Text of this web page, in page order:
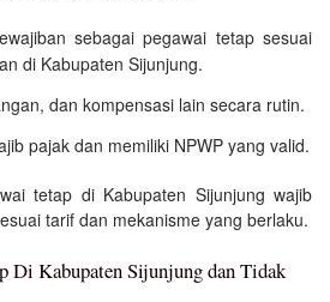
sebagai pegawai tetap sesuai
di Kabupaten Sijunjung.
dan kompensasi lain secara rutin.
pajak dan memiliki NPWP yang valid.
tetap di Kabupaten Sijunjung wajib
tarif dan mekanisme yang berlaku.
Di Kabupaten Sijunjung dan Tidak